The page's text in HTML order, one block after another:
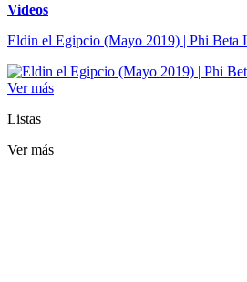
Videos
Eldin el Egipcio (Mayo 2019) | Phi Beta
Ver más
Listas
Ver más